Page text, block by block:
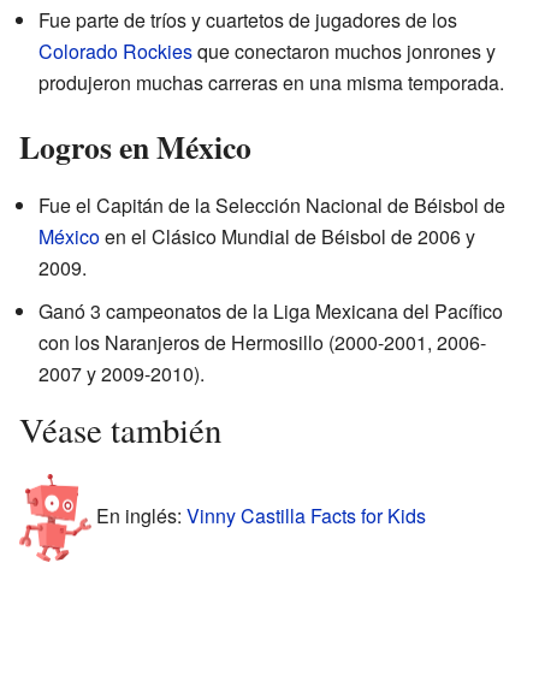
Fue parte de tríos y cuartetos de jugadores de los
Colorado Rockiesque conectaron muchos jonrones y
produjeron muchas carreras en una misma temporada.
Logros en México
Fue el Capitán de la Selección Nacional de Béisbol de
Méxicoen el Clásico Mundial de Béisbol de 2006 y
2009.
Ganó 3 campeonatos de la Liga Mexicana del Pacífico
con los Naranjeros de Hermosillo (2000-2001, 2006-
2007 y 2009-2010).
Véase también
En inglés: Vinny Castilla Facts for Kids